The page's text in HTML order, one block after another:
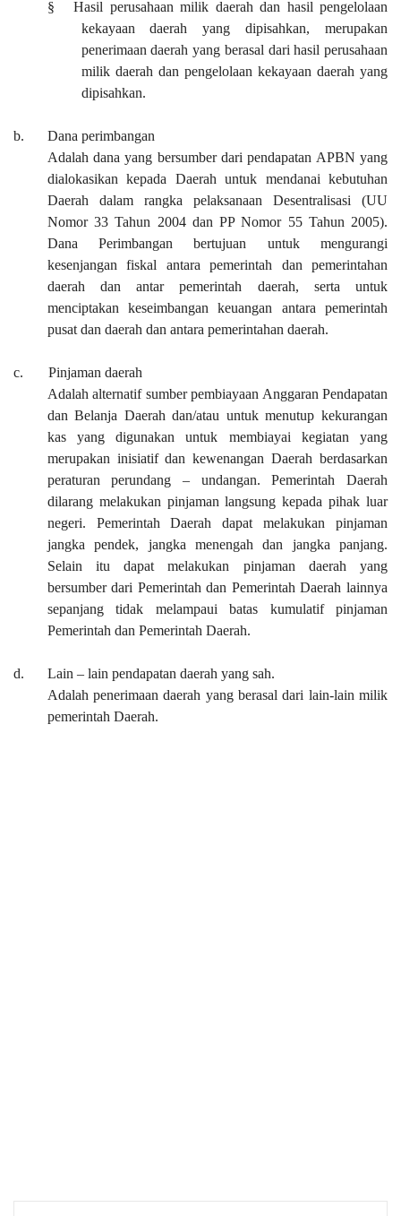
§ Hasil perusahaan milik daerah dan hasil pengelolaan
kekayaan daerah yang dipisahkan,merupakan
penerimaandaerah yang berasal dari hasil perusahaan
milik daerah dan pengelolaan kekayaan daerah yang
dipisahkan.
b. Dana perimbangan
Adalah dana yang bersumber dari pendapatan APBN yang
dialokasikan kepada Daerah untuk mendanai kebutuhan
Daerah dalam rangka pelaksanaan Desentralisasi (UU
Nomor 33 Tahun 2004 dan PP Nomor 55 Tahun 2005).
Dana Perimbangan bertujuan untukmengurangi
kesenjangan fiskal antarapemerintah danpemerintahan
daerah dan antarpemerintah daerah, serta untuk
menciptakan keseimbangan keuangan antara pemerintah
pusat dan daerah dan antara pemerintahan daerah.
c. Pinjaman daerah
Adalahalternatif sumber pembiayaan Anggaran Pendapatan
dan Belanja Daerah dan/atau untuk menutup kekurangan
kas yang digunakan untuk membiayai kegiatan yang
merupakan inisiatif dan kewenangan Daerah berdasarkan
peraturan perundang – undangan.
Pemerintah Daerah
dilarang melakukan pinjaman langsung kepada pihak luar
negeri. Pemerintah Daerah dapat melakukan pinjaman
jangka pendek, jangka menengah dan jangka panjang.
Selain itu dapat melakukan pinjaman daerah yang
bersumber dari Pemerintah dan Pemerintah Daerah lainnya
sepanjang tidak melampaui batas kumulatif pinjaman
Pemerintah dan Pemerintah Daerah.
d. Lain – lain pendapatan daerah yang sah.
Adalahpenerimaandaerah yang berasal dari lain-lain milik
pemerintah Daerah.